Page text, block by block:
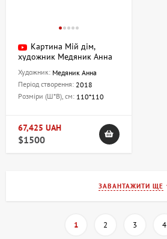
Картина Мій дім,
художник Медяник Анна
Художник: Медяник Анна
Період створення: 2018
Розміри (Ш*В), см: 110*110
67,425 UAH
$1500
ЗАВАНТАЖИТИ ЩЕ
1 2 3 4